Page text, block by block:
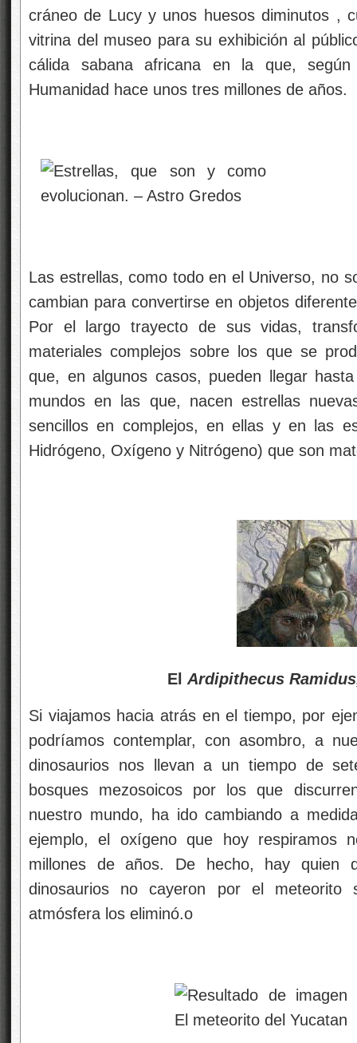
cráneo de Lucy y unos huesos diminutos ,
vitrina del museo para su exhibición al
cálida sabana africana en la que,
Humanidad hace unos tres millones de años.
Las estrellas, como todo en el Universo, no
cambian para convertirse en objetos
Por el largo trayecto de sus vidas,
materiales complejos sobre los que se
que, en algunos casos, pueden llegar
mundos en las que, nacen estrellas
sencillos en complejos, en ellas y en las
Hidrógeno, Oxígeno y Nitrógeno) que son
El Ardipithecus
Si viajamos hacia atrás en el tiempo, por
podríamos contemplar, con asombro, a
dinosaurios nos llevan a un tiempo de
bosques mezosoicos por los que
nuestro mundo, ha ido cambiando a
ejemplo, el oxígeno que hoy respiramos
millones de años. De hecho, hay quien
dinosaurios no cayeron por el
atmósfera los eliminó.o